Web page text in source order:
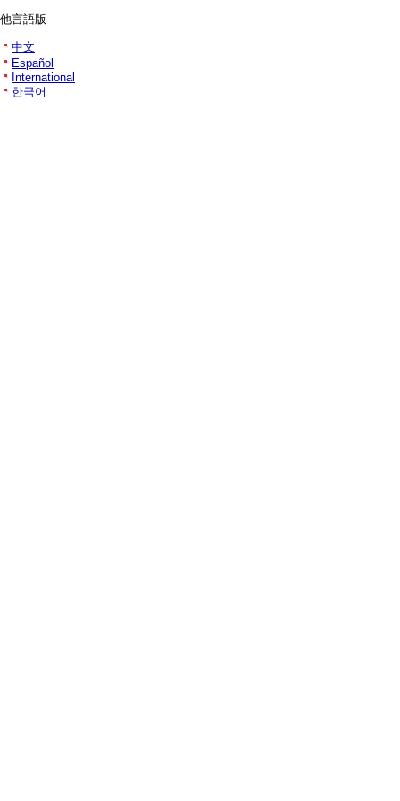
他言語版
中文
Español
International
한국어